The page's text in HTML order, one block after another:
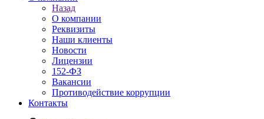
Назад
О компании
Реквизиты
Наши клиенты
Новости
Лицензии
152-ФЗ
Вакансии
Противодействие коррупции
Контакты